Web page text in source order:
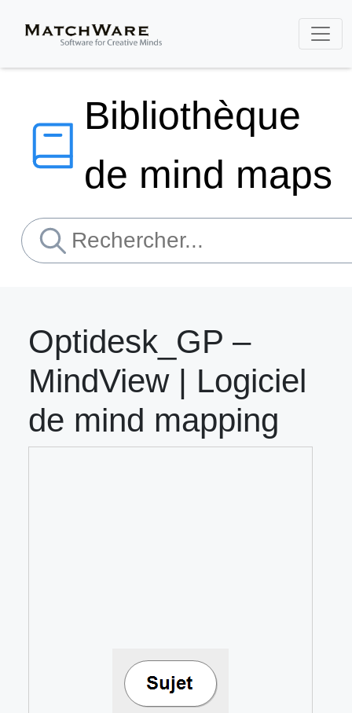
Bibliothèque
de mind maps
Optidesk_GP –
MindView | Logiciel
de mind mapping